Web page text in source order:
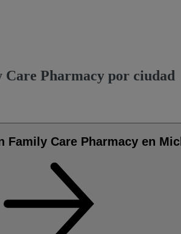
Care Pharmacy por ciudad
Family Care Pharmacy en